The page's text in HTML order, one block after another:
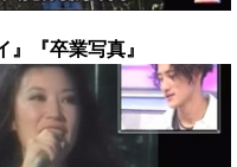
『卒業写真』